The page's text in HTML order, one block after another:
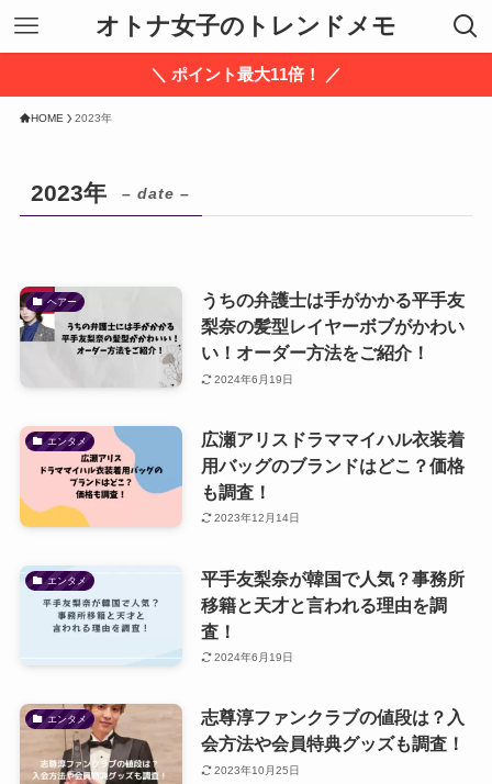
オトナ女子のトレンドメモ
＼ ポイント最大11倍！ ／
HOME 2023年
2023年 – date –
ヘアー
うちの弁護士は手がかかる平手友
梨奈の髪型レイヤーボブがかわい
い！オーダー方法をご紹介！
2024年6月19日
エンタメ
広瀬アリスドラママイハル衣装着
用バッグのブランドはどこ？価格
も調査！
2023年12月14日
エンタメ
平手友梨奈が韓国で人気？事務所
移籍と天才と言われる理由を調
査！
2024年6月19日
エンタメ
志尊淳ファンクラブの値段は？入
会方法や会員特典グッズも調査！
2023年10月25日